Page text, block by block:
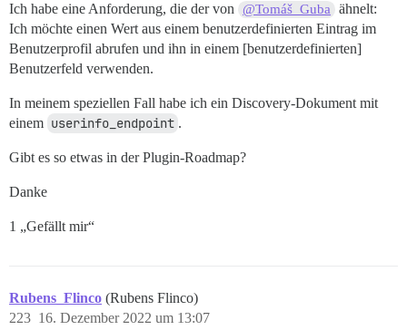
Ich habe eine Anforderung, die der von @Tomáš_Guba ähnelt:
Ich möchte einen Wert aus einem benutzerdefinierten Eintrag im
Benutzerprofil abrufen und ihn in einem [benutzerdefinierten]
Benutzerfeld verwenden.
In meinem speziellen Fall habe ich ein Discovery-Dokument mit
einem userinfo_endpoint .
Gibt es so etwas in der Plugin-Roadmap?
Danke
1 „Gefällt mir“
Rubens_Flinco (Rubens Flinco)
16. Dezember 2022 um 13:07
223